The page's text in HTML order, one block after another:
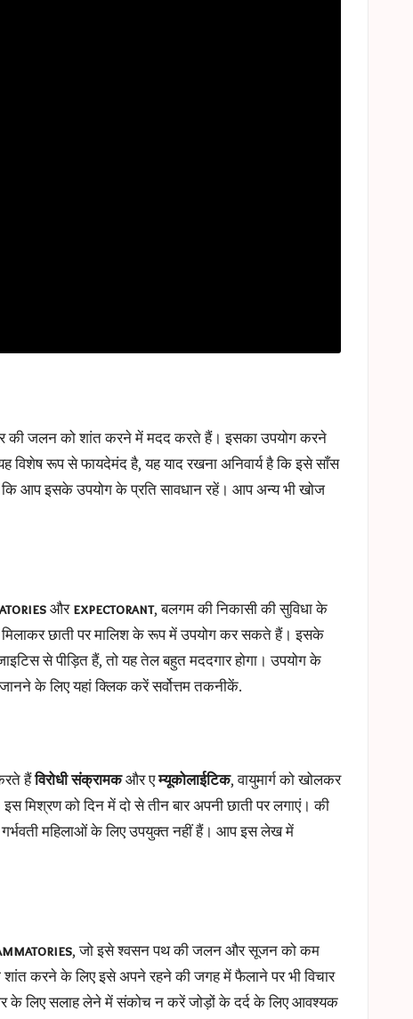
की जलन को शांत करने में मदद करते हैं। इसका उपयोग करने
रूप से फायदेमंद है, यह याद रखना अनिवार्य है कि इसे साँस
आप इसके उपयोग के प्रति सावधान रहें। आप अन्य भी खोज
और expectorant, बलगम की निकासी की सुविधा के
छाती पर मालिश के रूप में उपयोग कर सकते हैं। इसके
से पीड़ित हैं, तो यह तेल बहुत मददगार होगा। उपयोग के
जानने के लिए यहां क्लिक करेंसर्वोत्तम तकनीकें.
हैंविरोधी संक्रामकऔर एम्यूकोलाईटिक, वायुमार्ग को खोलकर
को दिन में दो से तीन बार अपनी छाती पर लगाएं। की
महिलाओं के लिए उपयुक्त नहीं हैं। आप इस लेख में
, जो इसे श्वसन पथ की जलन और सूजन को कम
करने के लिए इसे अपने रहने की जगह में फैलाने पर भी विचार
के लिए सलाह लेने में संकोच न करेंजोड़ों के दर्द के लिए आवश्यक